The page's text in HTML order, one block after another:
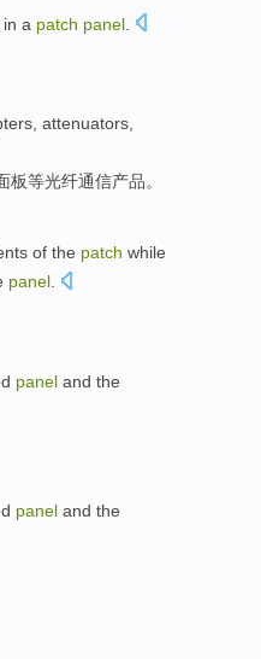
a patch panel
, attenuators,
板等光纤通信产品。
of the patch while
panel
panel and the
panel and the